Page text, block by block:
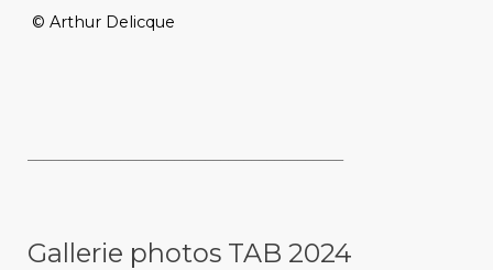
© Arthur Delicque
Gallerie photos TAB 2024